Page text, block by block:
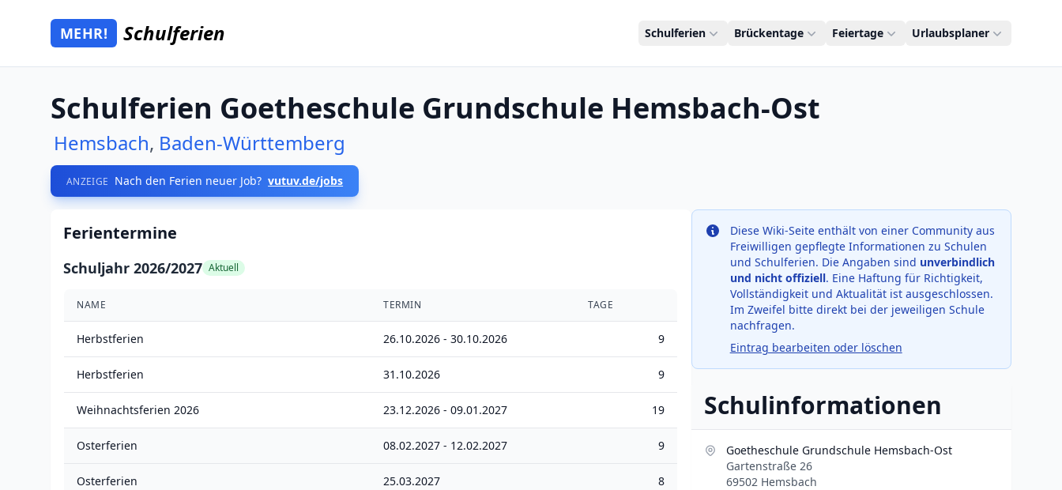
Zum Hauptinhalt springen
Mehr Schulferien
MEHR! Schulferien Schulferien Brückentage Feiertage Urlaubsplaner
Schulferien Goetheschule Grundschule Hemsbach-Ost
Hemsbach, Baden-Württemberg
ANZEIGE Nach den Ferien neuer Job? vutuv.de/jobs
Ferientermine
Schuljahr 2026/2027 Aktuell
NAME TERMIN TAGE
Herbstferien 26.10.2026 - 30.10.2026 9
Herbstferien 31.10.2026 9
Weihnachtsferien 2026 23.12.2026 - 09.01.2027 19
Osterferien 08.02.2027 - 12.02.2027 9
Osterferien 25.03.2027 8
Diese Wiki-Seite enthält von einer Community aus
Freiwilligen gepflegte Informationen zu Schulen
und Schulferien. Die Angaben sind unverbindlich
und nicht offiziell. Eine Haftung für Richtigkeit,
Vollständigkeit und Aktualität ist ausgeschlossen.
Im Zweifel bitte direkt bei der jeweiligen Schule
nachfragen.
Eintrag bearbeiten oder löschen
Schulinformationen
Goetheschule Grundschule Hemsbach-Ost
Gartenstraße 26
69502 Hemsbach